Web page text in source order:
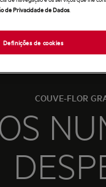
COUVE-FLOR
de Privacidade de Dados.
Definições de cookies